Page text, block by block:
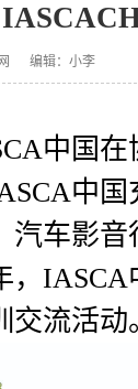
网 编辑：小李
中国
中
汽车影
，
流活动